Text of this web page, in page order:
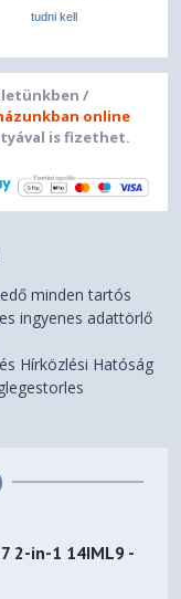
Carbon Offset
Premium Care
upgrade from 2Y
(CPN)
STAR® 8.0
Gold Registered
6/26
with 2.8K or WUXGA
Solution)
tudni kell
/
online
is fizethet.
minden tartós
ingyenes adattörlő
Hírközlési Hatóság
2-in-1 14IML9 -